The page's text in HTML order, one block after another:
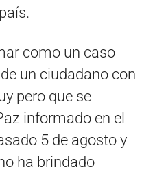
como un caso
un ciudadano con
pero que se
informado en el
5 de agosto y
ha brindado